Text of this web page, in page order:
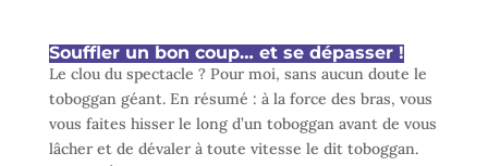
Souffler un bon coup… et se dépasser !
Le clou du spectacle ? Pour moi, sans aucun doute le
toboggan géant. En résumé : à la force des bras, vous
vous faites hisser le long d’un toboggan avant de vous
lâcher et de dévaler à toute vitesse le dit toboggan.